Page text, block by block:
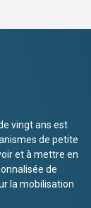
vingt ans est
de petite
et à mettre en
de
la mobilisation